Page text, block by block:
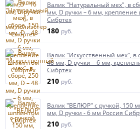
Валик "Натуральный мех", в
мм, D ручки – 6 мм,
Сибртех
180 руб.
Валик "Искусственный мех", в
48 мм, D ручки – 6 мм,
Сибртех
210 руб.
Валик "ВЕЛЮР" с ручкой, 150
мм, D ручки - 6 мм Россия
210 руб.